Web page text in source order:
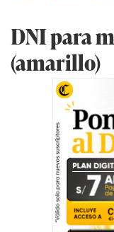
DNI para
(amarillo)